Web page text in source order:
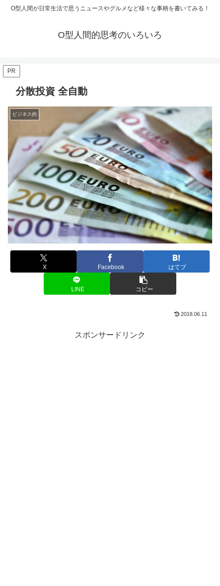
O型人間が日常生活で思うニュースやグルメなど様々な事柄を書いてみる！
O型人間的思考のいろいろ
PR
分散投資 全自動
ビジネス的
X Facebook はてブ
LINE コピー
2018.06.11
スポンサードリンク